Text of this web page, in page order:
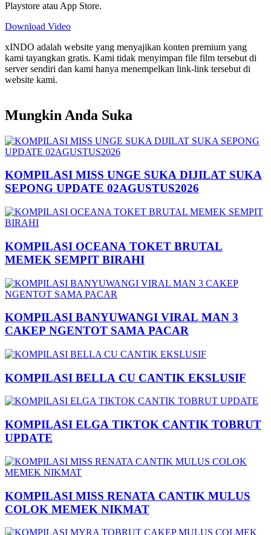
Playstore atau App Store.
Download Video
xINDO adalah website yang menyajikan konten premium yang
kami tayangkan gratis. Kami tidak menyimpan file film tersebut di
server sendiri dan kami hanya menempelkan link-link tersebut di
website kami.
Mungkin Anda Suka
KOMPILASI MISS UNGE SUKA DIJILAT SUKA
SEPONG UPDATE 02AGUSTUS2026
KOMPILASI OCEANA TOKET BRUTAL
MEMEK SEMPIT BIRAHI
KOMPILASI BANYUWANGI VIRAL MAN 3
CAKEP NGENTOT SAMA PACAR
KOMPILASI BELLA CU CANTIK EKSLUSIF
KOMPILASI ELGA TIKTOK CANTIK TOBRUT
UPDATE
KOMPILASI MISS RENATA CANTIK MULUS
COLOK MEMEK NIKMAT